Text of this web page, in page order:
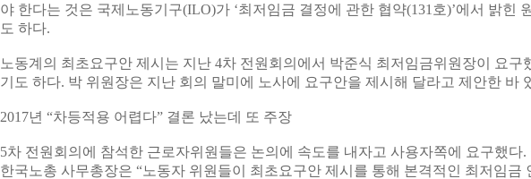
야 한다는 것은 국제노동기구(ILO)가 ‘최저임금 결정에 관한 협약(131호)’에서 밝힌
도 하다.
노동계의 최초요구안 제시는 지난 4차 전원회의에서 박준식 최저임금위원장이 요구
기도 하다. 박 위원장은 지난 회의 말미에 노사에 요구안을 제시해 달라고 제안한 바
2017년 “차등적용 어렵다” 결론 났는데 또 주장
5차 전원회의에 참석한 근로자위원들은 논의에 속도를 내자고 사용자쪽에 요구했다.
한국노총 사무총장은 “노동자 위원들이 최초요구안 제시를 통해 본격적인 최저임금